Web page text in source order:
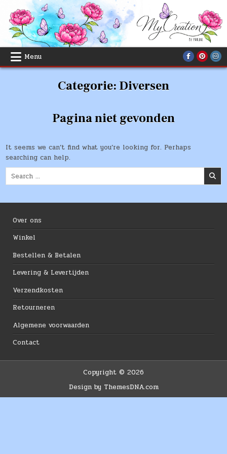
content
Menu
Categorie: Diversen
Pagina niet gevonden
It seems we can’t find what you’re looking for. Perhaps
searching can help.
Search
for:
Over ons
Winkel
Bestellen & Betalen
Levering & Levertijden
Verzendkosten
Retourneren
Algemene voorwaarden
Contact
Copyright © 2026
Design by ThemesDNA.com